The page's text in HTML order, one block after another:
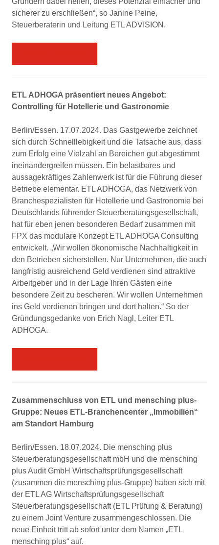
sicherer zu erschließen“, so Janine Peine,
Steuerberaterin und Leitung ETL ADVISION.
ETL ADHOGA präsentiert neues Angebot:
Controlling für Hotellerie und Gastronomie
Berlin/Essen. 17.07.2024. Das Gastgewerbe zeichnet
sich durch Schnelllebigkeit und die Tatsache aus, dass
zum Erfolg eine Vielzahl an Bereichen gut abgestimmt
ineinandergreifen müssen. Ein belastbares und
aussagekräftiges Zahlenwerk ist für die Führung dieser
Betriebe elementar. ETL ADHOGA, das Netzwerk von
Branchespezialisten für Hotellerie und Gastronomie bei
Deutschlands führender Steuerberatungsgesellschaft,
hat für eben jenen besonderen Bedarf zusammen mit
FPX das modulare Konzept ETL ADHOGA Consulting
entwickelt. „Wir wollen ökonomische Nachhaltigkeit in
den Betrieben sicherstellen. Nur Unternehmen, die auch
langfristig ausreichend Geld verdienen sind attraktive
Arbeitgeber und in der Lage Ihren Gästen eine
besondere Zeit zu bescheren. Wir wollen Unternehmen
ins Geld verdienen bringen und dort halten.“ So der
Gründungsgedanke von Erich Nagl, Leiter ETL
ADHOGA.
Zusammenschluss von ETL und mensching plus-
Gruppe: Neues ETL-Branchencenter „Immobilien“
am Standort Hamburg
Berlin/Essen. 18.07.2024. Die mensching plus
Steuerberatungsgesellschaft mbH und die mensching
plus Audit GmbH Wirtschaftsprüfungsgesellschaft
(zusammen die mensching plus-Gruppe) haben sich mit
der ETL AG Wirtschaftsprüfungsgesellschaft
Steuerberatungsgesellschaft (ETL Prüfung & Beratung)
zu einem Joint Venture zusammengeschlossen. Die
neue Einheit tritt ab sofort unter dem Namen „ETL
mensching plus“ auf.